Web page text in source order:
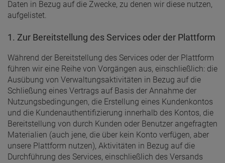
Daten in Bezug auf die Zwecke, zu denen wir diese nutzen,
aufgelistet.
1. Zur Bereitstellung des Services oder der Plattform
Während der Bereitstellung des Services oder der Plattform
führen wir eine Reihe von Vorgängen aus, einschließlich: die
Ausübung von Verwaltungsaktivitäten in Bezug auf die
Schließung eines Vertrags auf Basis der Annahme der
Nutzungsbedingungen, die Erstellung eines Kundenkontos
und die Kundenauthentifizierung innerhalb des Kontos, die
Bereitstellung von durch Kunden oder Benutzer angefragten
Materialien (auch jene, die über kein Konto verfügen, aber
unsere Plattform nutzen), Aktivitäten in Bezug auf die
Durchführung des Services, einschließlich des Versands